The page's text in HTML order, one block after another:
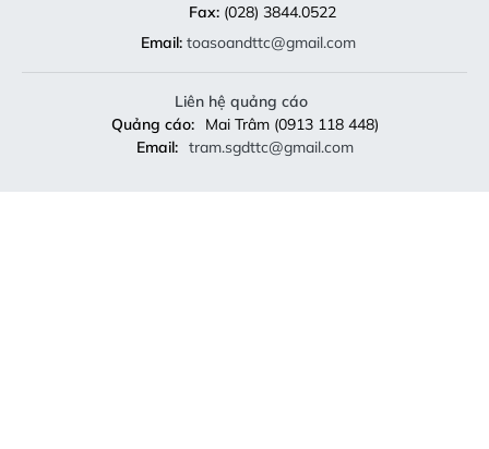
Fax:(028) 3844.0522
Email: toasoandttc@gmail.com
Liên hệ quảng cáo
Quảng cáo:
Mai Trâm (0913 118 448)
Email: tram.sgdttc@gmail.com